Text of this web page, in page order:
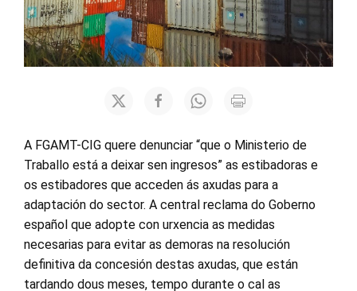
A FGAMT-CIG quere denunciar “que o Ministerio de
Traballo está a deixar sen ingresos” as estibadoras e
os estibadores que acceden ás axudas para a
adaptación do sector. A central reclama do Goberno
español que adopte con urxencia as medidas
necesarias para evitar as demoras na resolución
definitiva da concesión destas axudas, que están
tardando dous meses, tempo durante o cal as